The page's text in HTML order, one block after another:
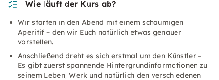
Wie läuft der Kurs ab?
Wir starten in den Abend mit einem schaumigen
Aperitif – den wir Euch natürlich etwas genauer
vorstellen.
Anschließend dreht es sich erstmal um den Künstler –
Es gibt zuerst spannende Hintergrundinformationen zu
seinem Leben, Werk und natürlich den verschiedenen